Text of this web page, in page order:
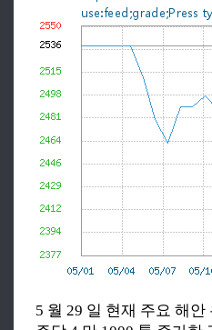
5 월 29 일 현재 주요 해